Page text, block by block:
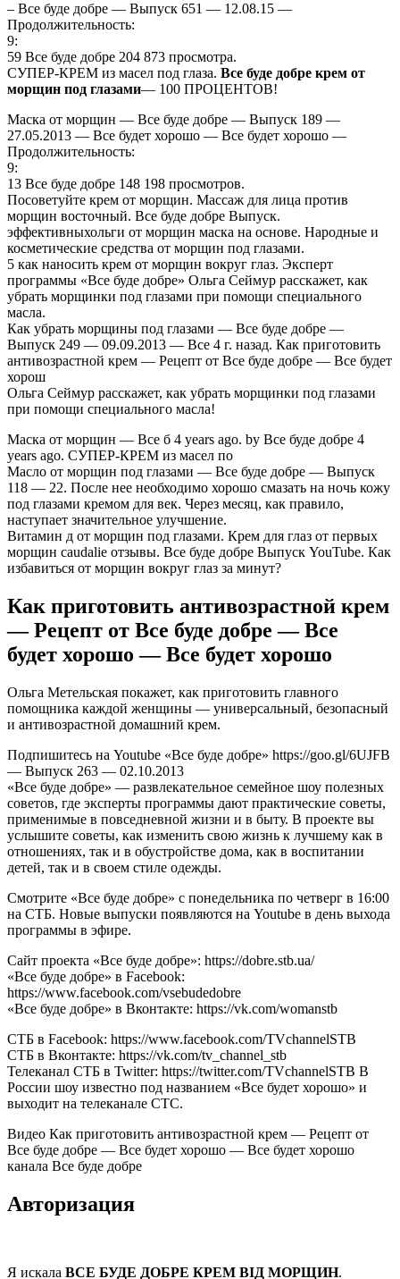
– Все буде добре — Выпуск 651 — 12.08.15 —
Продолжительность:
9:
59 Все буде добре 204 873 просмотра.
СУПЕР-КРЕМ из масел под глаза. Все буде добре крем от
морщин под глазами— 100 ПРОЦЕНТОВ!
Маска от морщин — Все буде добре — Выпуск 189 —
27.05.2013 — Все будет хорошо — Все будет хорошо —
Продолжительность:
9:
13 Все буде добре 148 198 просмотров.
Посоветуйте крем от морщин. Массаж для лица против
морщин восточный. Все буде добре Выпуск.
эффективныхольги от морщин маска на основе. Народные и
косметические средства от морщин под глазами.
5 как наносить крем от морщин вокруг глаз. Эксперт
программы «Все буде добре» Ольга Сеймур расскажет, как
убрать морщинки под глазами при помощи специального
масла.
Как убрать морщины под глазами — Все буде добре —
Выпуск 249 — 09.09.2013 — Все 4 г. назад. Как приготовить
антивозрастной крем — Рецепт от Все буде добре — Все будет
хорош
Ольга Сеймур расскажет, как убрать морщинки под глазами
при помощи специального масла!
Маска от морщин — Все б 4 years ago. by Все буде добре 4
years ago. СУПЕР-КРЕМ из масел по
Масло от морщин под глазами — Все буде добре — Выпуск
118 — 22. После нее необходимо хорошо смазать на ночь кожу
под глазами кремом для век. Через месяц, как правило,
наступает значительное улучшение.
Витамин д от морщин под глазами. Крем для глаз от первых
морщин caudalie отзывы. Все буде добре Выпуск YouTube. Как
избавиться от морщин вокруг глаз за минут?
Как приготовить антивозрастной крем
— Рецепт от Все буде добре — Все
будет хорошо — Все будет хорошо
Ольга Метельская покажет, как приготовить главного
помощника каждой женщины — универсальный, безопасный
и антивозрастной домашний крем.
Подпишитесь на Youtube «Все буде добре» https://goo.gl/6UJFB
— Выпуск 263 — 02.10.2013
«Все буде добре» — развлекательное семейное шоу полезных
советов, где эксперты программы дают практические советы,
применимые в повседневной жизни и в быту. В проекте вы
услышите советы, как изменить свою жизнь к лучшему как в
отношениях, так и в обустройстве дома, как в воспитании
детей, так и в своем стиле одежды.
Смотрите «Все буде добре» с понедельника по четверг в 16:00
на СТБ. Новые выпуски появляются на Youtube в день выхода
программы в эфире.
Сайт проекта «Все буде добре»: https://dobre.stb.ua/
«Все буде добре» в Facebook:
https://www.facebook.com/vsebudedobre
«Все буде добре» в Вконтакте: https://vk.com/womanstb
СТБ в Facebook: https://www.facebook.com/TVchannelSTB
СТБ в Вконтакте: https://vk.com/tv_channel_stb
Телеканал СТБ в Twitter: https://twitter.com/TVchannelSTB В
России шоу известно под названием «Все будет хорошо» и
выходит на телеканале СТС.
Видео Как приготовить антивозрастной крем — Рецепт от
Все буде добре — Все будет хорошо — Все будет хорошо
канала Все буде добре
Авторизация
Я искала ВСЕ БУДЕ ДОБРЕ КРЕМ ВІД МОРЩИН.